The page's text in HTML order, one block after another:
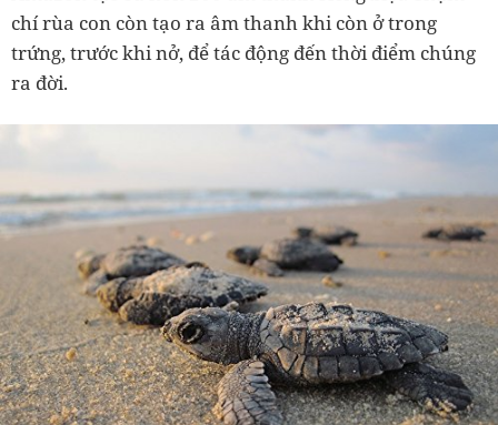
chí rùa con còn tạo ra âm thanh khi còn ở trong
trứng, trước khi nở, để tác động đến thời điểm chúng
ra đời.